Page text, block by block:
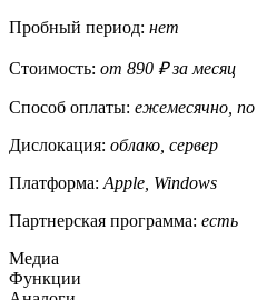
Пробный период: нет
Стоимость: от 890 ₽ за месяц
Способ оплаты: ежемесячно, по
Дислокация: облако, сервер
Платформа: Apple, Windows
Партнерская программа: есть
Медиа
Функции